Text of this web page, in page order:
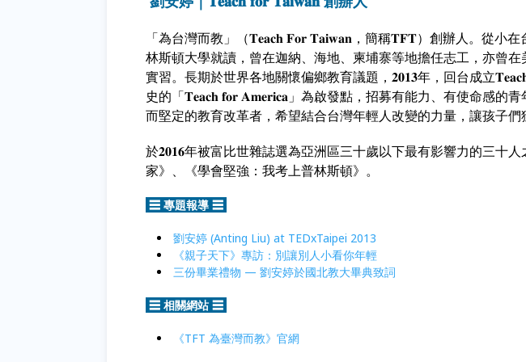
「為台灣而教」（𝐓𝐞𝐚𝐜𝐡 𝐅𝐨𝐫 𝐓𝐚𝐢𝐰𝐚𝐧，簡稱𝐓𝐅𝐓）創辦人。從小
林斯頓大學就讀，曾在迦納、海地、柬埔寨等地擔任志工，亦曾
實習。長期於世界各地關懷偏鄉教育議題，𝟐𝟎𝟏𝟑年，回台成立
史的「𝐓𝐞𝐚𝐜𝐡 𝐟𝐨𝐫 𝐀𝐦𝐞𝐫𝐢𝐜𝐚」為啟發點，招募有能力、有使命感的
而堅定的教育改革者，希望結合台灣年輕人改變的力量，讓孩子們
於𝟐𝟎𝟏𝟔年被富比世雜誌選為亞洲區三十歲以下最有影響力的三十
家》、《學會堅強：我考上普林斯頓》。
☰ 專題報導 ☰
劉安婷 (Anting Liu) at TEDxTaipei 2013
《親子天下》專訪：別讓別人小看你年輕
三份畢業禮物 — 劉安婷於國北教大畢典致詞
☰ 相關網站 ☰
《TFT 為臺灣而教》官網